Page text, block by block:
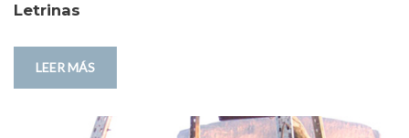
Letrinas
LEER MÁS